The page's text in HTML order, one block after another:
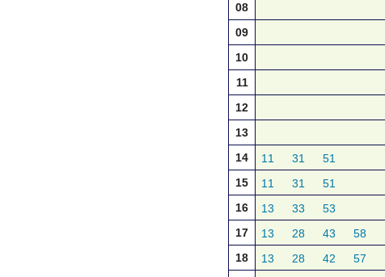
08
09
10
11
12
13
14
11 31 51
15
11 31 51
16
13 33 53
17
13 28 43 58
18
13 28 42 57